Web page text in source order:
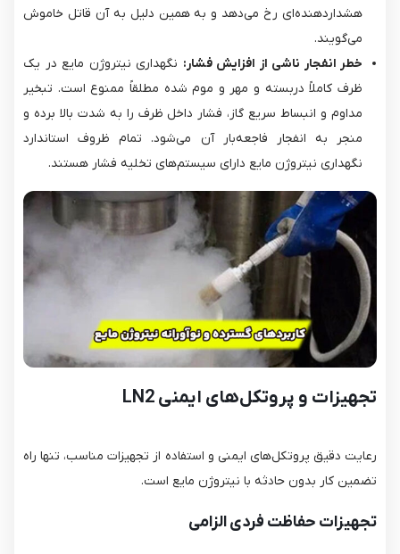
هشداردهنده‌ای رخ می‌دهد و به همین دلیل به آن قاتل خاموش
می‌گویند.
خطر انفجار ناشی از افزایش فشار: نگهداری نیتروژن مایع در یک
ظرف کاملاً دربسته و مهر و موم شده مطلقاً ممنوع است. تبخیر
مداوم و انبساط سریع گاز، فشار داخل ظرف را به شدت بالا برده و
منجر به انفجار فاجعه‌بار آن می‌شود. تمام ظروف استاندارد
نگهداری نیتروژن مایع دارای سیستم‌های تخلیه فشار هستند.
تجهیزات و پروتکل‌های ایمنی LN2
رعایت دقیق پروتکل‌های ایمنی و استفاده از تجهیزات مناسب، تنها راه
تضمین کار بدون حادثه با نیتروژن مایع است.
تجهیزات حفاظت فردی الزامی